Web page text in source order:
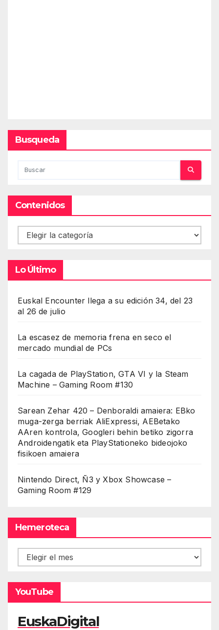
Busqueda
Contenidos
Contenidos
Lo Último
Euskal Encounter llega a su edición 34, del 23
al 26 de julio
La escasez de memoria frena en seco el
mercado mundial de PCs
La cagada de PlayStation, GTA VI y la Steam
Machine – Gaming Room #130
Sarean Zehar 420 – Denboraldi amaiera: EBko
muga-zerga berriak AliExpressi, AEBetako
AAren kontrola, Googleri behin betiko zigorra
Androidengatik eta PlayStationeko bideojoko
fisikoen amaiera
Nintendo Direct, Ñ3 y Xbox Showcase –
Gaming Room #129
Hemeroteca
Hemeroteca
YouTube
EuskaDigital